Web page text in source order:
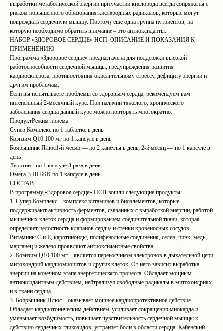
выработки метаболической энергии при участии кислорода всегда сопряжены с
риском повышенного образования кислородных радикалов, которые могут
повреждать сердечную мышцу. Поэтому ещё одна группа нутриентов, на
которую необходимо обратить внимание – это антиоксиданты.
НАБОР «ЗДОРОВОЕ СЕРДЦЕ» НСП: ОПИСАНИЕ И ПОКАЗАНИЯ К
ПРИМЕНЕНИЮ
Программа «Здоровое сердце» предназначена для поддержки высокой
работоспособности сердечной мышцы, предупреждения развития
кардиосклероза, противостояния окислительному стрессу, дефициту энергии и
другим проблемам.
Если вы испытываете проблемы со здоровьем сердца, рекомендуем вам
интенсивный 2-месячный курс. При наличии тяжелого, хронического
заболевания сердца данный курс можно повторять многократно.
ПродуктРежим приема
Супер Комплекс по 1 таблетке в день
Коэнзим Q10 100 мг по 1 капсуле в день
Боярышник Плюс1-й месяц — по 2 капсулы в день; 2-й месяц — по 1 капсуле в
день
Лецитин - по 1 капсуле 3 раза в день
Омега-3 ПНЖК по 1 капсуле в день
СОСТАВ
В программу «Здоровое сердце» НСП вошли следующие продукты:
1. Супер Комплекс – комплекс витаминов и биоэлементов, которые
поддерживают активность ферментов, связанных с выработкой энергии, работой
мышечных клеток сердца и формированием соединительной ткани, которая
определяет целостность клапанов сердца и стенки кровеносных сосудов.
Витамины С и Е, каротиноиды, полифенольные соединения, селен, цинк, медь,
марганец и железо проявляют антиоксидантные свойства.
2. Коэнзим Q10 100 мг – является переносчиком электронов в дыхательной цепи
митохондрий кардиомиоцитов и других клеток. От него зависит выработка
энергии на конечном этапе энергетического процесса. Обладает мощным
антиоксидантным действием, нейтрализуя свободные радикалы в митохондриях
и в ткани сердца.
3. Боярышник Плюс – оказывает мощное кардиопротективное действие.
Обладает кардиотоническим действием, усиливает сокращения миокарда и
уменьшает возбудимость, повышает чувствительность сердечной мышцы к
действию сердечных гликозидов, устраняет боли в области сердца. Кайенский